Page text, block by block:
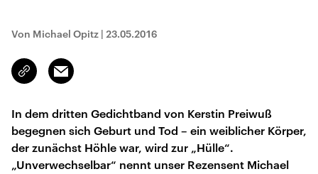
Von Michael Opitz | 23.05.2016
Link
kopieren/teilen
Email
In dem dritten Gedichtband von Kerstin Preiwuß
begegnen sich Geburt und Tod – ein weiblicher Körper,
der zunächst Höhle war, wird zur „Hülle“.
„Unverwechselbar“ nennt unser Rezensent Michael